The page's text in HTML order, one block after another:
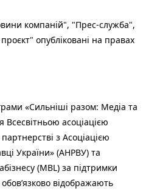
компаній", "Прес-служба",
опубліковані на правах
«Сильніші разом: Медіа та
Всесвітньою асоціацією
з Асоціацією
України» (АНРВУ) та
(MBL) за підтримки
відображають